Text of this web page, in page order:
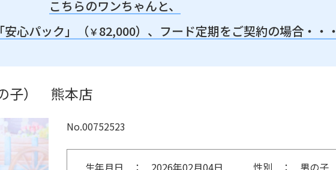
こちらのワンちゃんと、
心パック」（￥82,000）、 フード定期をご契約の場合・・・
子） 熊本店
No.00752523
生年月日 2026年02月04日 性別 男の子